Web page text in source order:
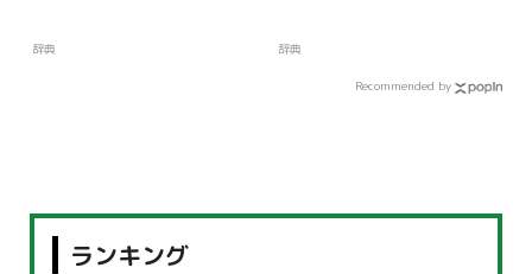
辞典 辞典
Recommended by
ランキング